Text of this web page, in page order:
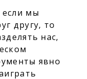
мы
другу, то
нас,
явно